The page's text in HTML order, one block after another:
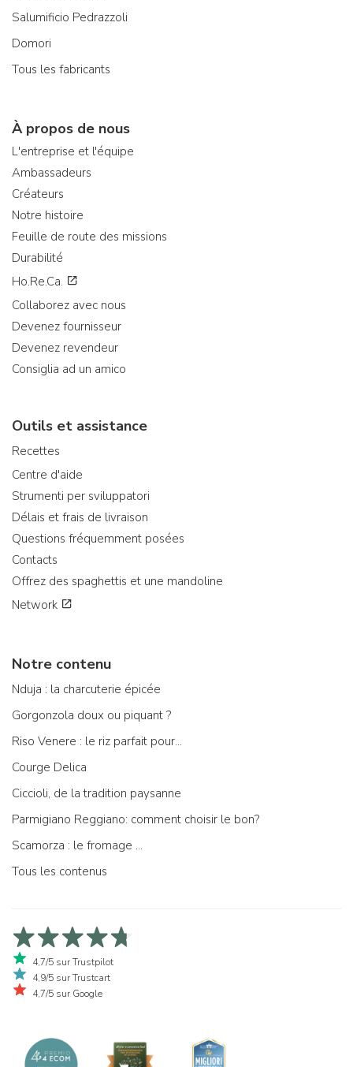
Salumificio Pedrazzoli
Domori
Tous les fabricants
À propos de nous
L'entreprise et l'équipe
Ambassadeurs
Créateurs
Notre histoire
Feuille de route des missions
Durabilité
Ho.Re.Ca.
Collaborez avec nous
Devenez fournisseur
Devenez revendeur
Consiglia ad un amico
Outils et assistance
Recettes
Centre d'aide
Strumenti per sviluppatori
Délais et frais de livraison
Questions fréquemment posées
Contacts
Offrez des spaghettis et une mandoline
Network
Notre contenu
Nduja : la charcuterie épicée
Gorgonzola doux ou piquant ?
Riso Venere : le riz parfait pour...
Courge Delica
Ciccioli, de la tradition paysanne
Parmigiano Reggiano: comment choisir le bon?
Scamorza : le fromage ...
Tous les contenus
4,7/5 sur Trustpilot
4,9/5 sur Trustcart
4,7/5 sur Google